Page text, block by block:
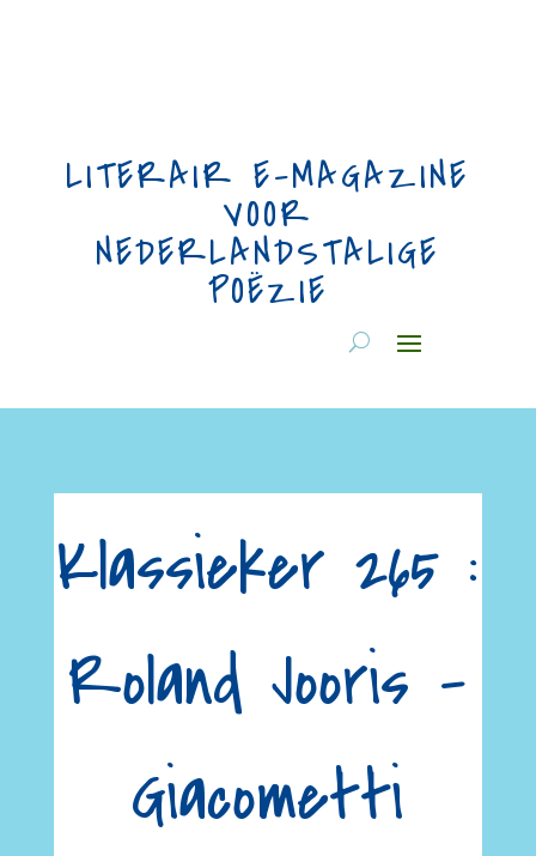
LITERAIR E-MAGAZINE
VOOR
NEDERLANDSTALIGE
POËZIE
Klassieker 265 :
Roland Jooris –
Giacometti